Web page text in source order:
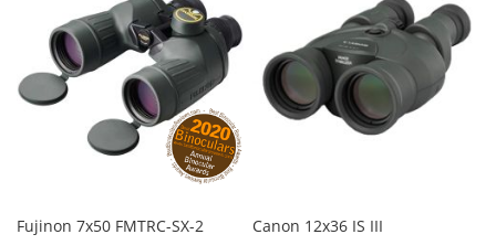
Fujinon 7x50 FMTRC-SX-2
Canon 12x36 IS III